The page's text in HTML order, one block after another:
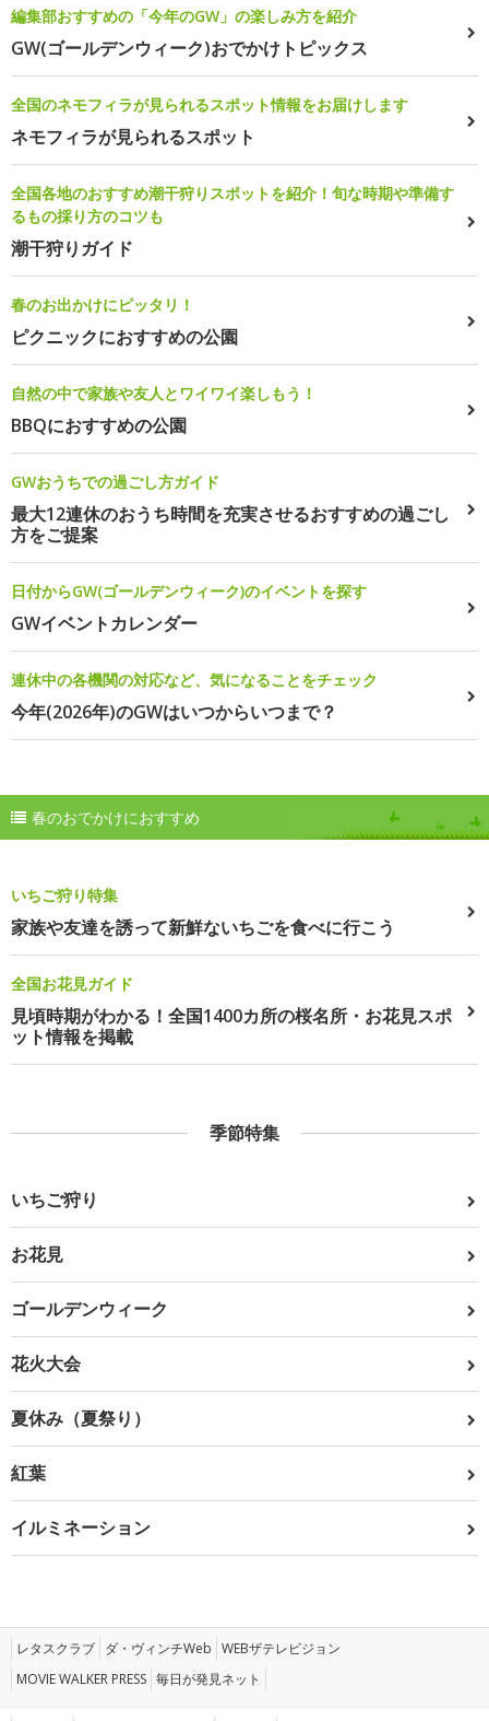
編集部おすすめの「今年のGW」の楽しみ方を紹介
GW(ゴールデンウィーク)おでかけトピックス
全国のネモフィラが見られるスポット情報をお届けします
ネモフィラが見られるスポット
全国各地のおすすめ潮干狩りスポットを紹介！旬な時期や準備す
るもの採り方のコツも
潮干狩りガイド
春のお出かけにピッタリ！
ピクニックにおすすめの公園
自然の中で家族や友人とワイワイ楽しもう！
BBQにおすすめの公園
GWおうちでの過ごし方ガイド
最大12連休のおうち時間を充実させるおすすめの過ごし
方をご提案
日付からGW(ゴールデンウィーク)のイベントを探す
GWイベントカレンダー
連休中の各機関の対応など、気になることをチェック
今年(2026年)のGWはいつからいつまで？
春のおでかけにおすすめ
いちご狩り特集
家族や友達を誘って新鮮ないちごを食べに行こう
全国お花見ガイド
見頃時期がわかる！全国1400カ所の桜名所・お花見スポ
ット情報を掲載
季節特集
いちご狩り
お花見
ゴールデンウィーク
花火大会
夏休み（夏祭り）
紅葉
イルミネーション
レタスクラブ ダ・ヴィンチWeb WEBザテレビジョン
MOVIE WALKER PRESS 毎日が発見ネット